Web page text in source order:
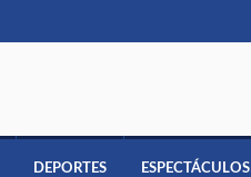
DEPORTES ESPECTÁCULOS